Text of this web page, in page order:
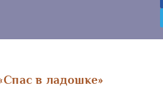
в ладошке»